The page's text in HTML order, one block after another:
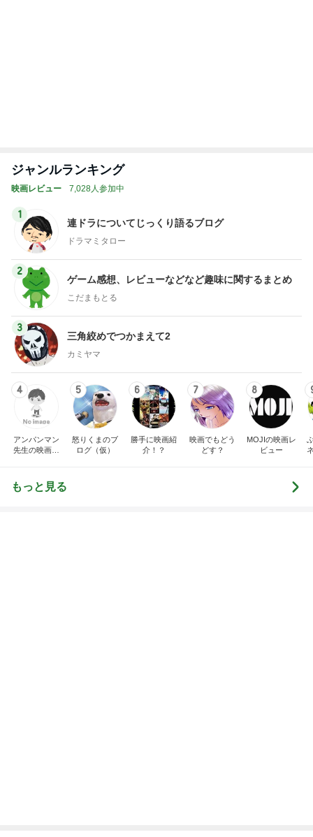
ジャンルランキング
映画レビュー 7,028人参加中
1
連ドラについてじっくり語るブログ
2
ゲーム感想、レビューなどなど趣味に関するまとめ
3
三角絞めでつかまえて2
4
先生の映画講
座
5
ログ（仮）
6
介！？
7
どす？
8
ビュー
もっと見る